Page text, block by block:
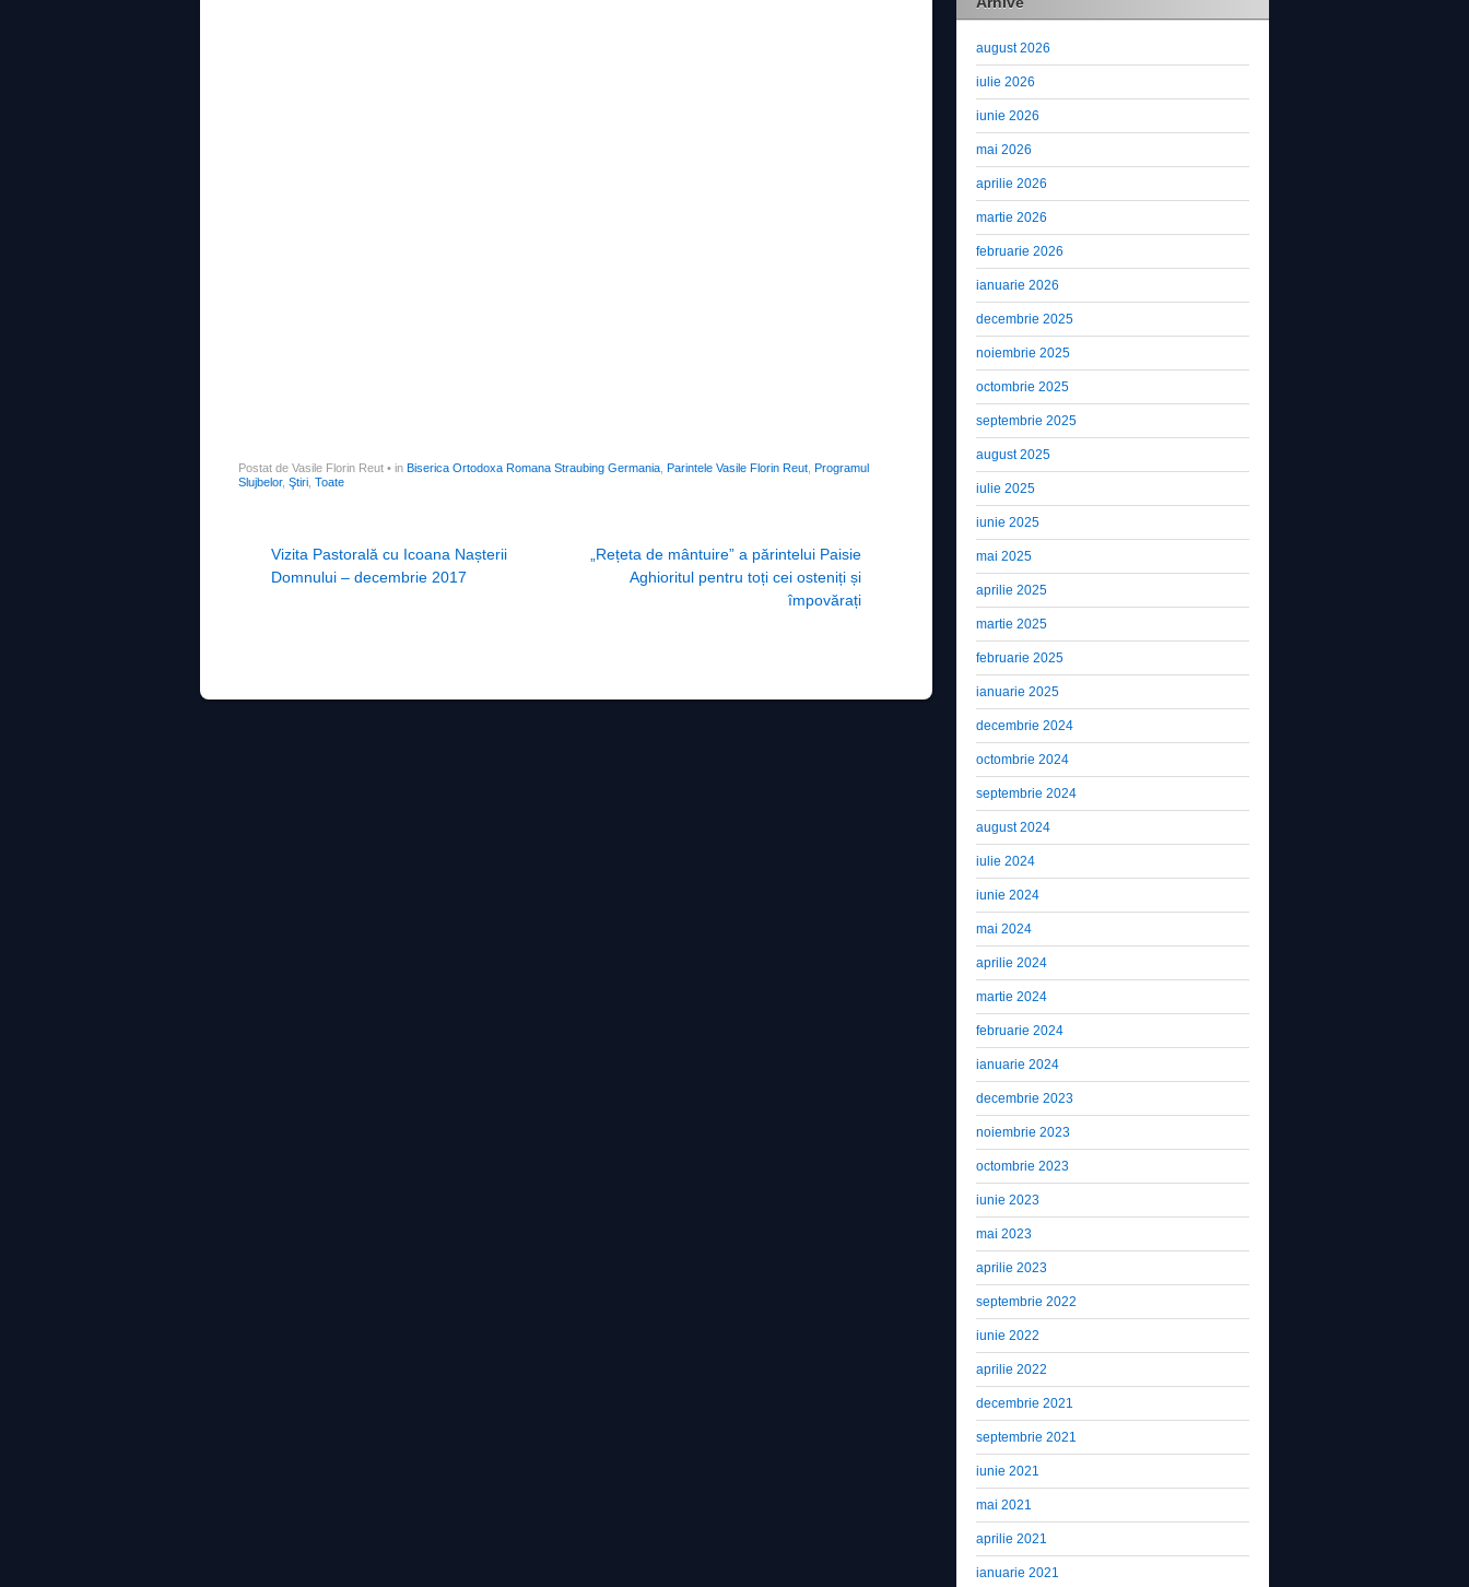
Postat de Vasile Florin Reut • in Biserica Ortodoxa Romana Straubing Germania Parintele Vasile Florin Reut Programul
Slujbelor, Ştiri Toate
Post navigation
Vizita Pastorală cu Icoana Nașterii
Domnului – decembrie 2017
„Rețeta de mântuire” a părintelui Paisie
Aghioritul pentru toți cei osteniți și
împovărați
august 2026
iulie 2026
iunie 2026
mai 2026
aprilie 2026
martie 2026
februarie 2026
ianuarie 2026
decembrie 2025
noiembrie 2025
octombrie 2025
septembrie 2025
august 2025
iulie 2025
iunie 2025
mai 2025
aprilie 2025
martie 2025
februarie 2025
ianuarie 2025
decembrie 2024
octombrie 2024
septembrie 2024
august 2024
iulie 2024
iunie 2024
mai 2024
aprilie 2024
martie 2024
februarie 2024
ianuarie 2024
decembrie 2023
noiembrie 2023
octombrie 2023
iunie 2023
mai 2023
aprilie 2023
septembrie 2022
iunie 2022
aprilie 2022
decembrie 2021
septembrie 2021
iunie 2021
mai 2021
aprilie 2021
ianuarie 2021